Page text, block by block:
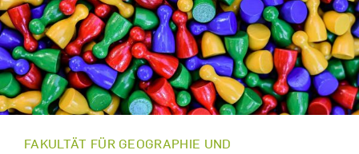
FAKULTÄT FÜR GEOGRAPHIE UND